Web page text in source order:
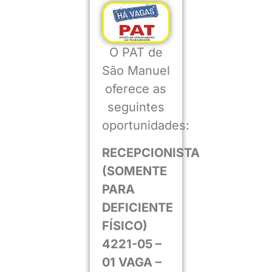
O PAT de
São Manuel
oferece as
seguintes
oportunidades:
RECEPCIONISTA
(SOMENTE
PARA
DEFICIENTE
FÍSICO)
4221-05 –
01 VAGA –